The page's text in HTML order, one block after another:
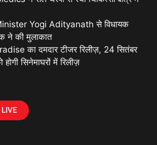
Yogi Adityanath से विधायक
ने की मुलाकात
का दमदार टीजर रिलीज़, 24 सितंबर
सिनेमाघरों में रिलीज़
LIVE